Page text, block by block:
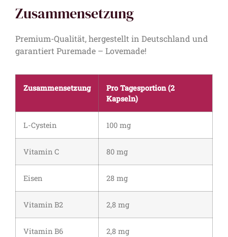
Zusammensetzung
Premium-Qualität, hergestellt in Deutschland und
garantiert Puremade – Lovemade!
Zusammensetzung
Pro Tagesportion (2
Kapseln)
L-Cystein 100 mg
Vitamin C 80 mg
Eisen 28 mg
Vitamin B2 2,8 mg
Vitamin B6 2,8 mg